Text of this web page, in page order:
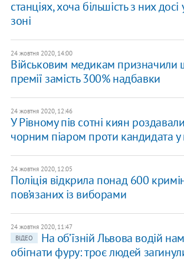
станціях, хоча більшість з них досі
зоні
24 жовтня 2020, 14:00
Військовим медикам призначили
премії замість 300% надбавки
24 жовтня 2020, 12:46
У Рівному пів сотні киян
чорним піаром проти кандидата
24 жовтня 2020, 12:05
Поліція відкрила понад 600
пов’язаних із виборами
24 жовтня 2020, 11:47
ВІДЕО
На об’їзній Львова водій
обігнати фуру: троє людей